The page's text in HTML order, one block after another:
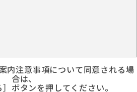
内注意事項について同意される場
合は、
ボタンを押してください。